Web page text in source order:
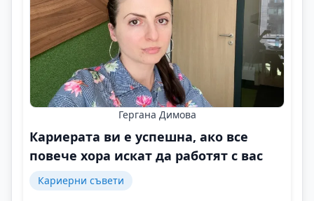
Гергана Димова
Кариерата ви е успешна, ако все
повече хора искат да работят с вас
Кариерни съвети